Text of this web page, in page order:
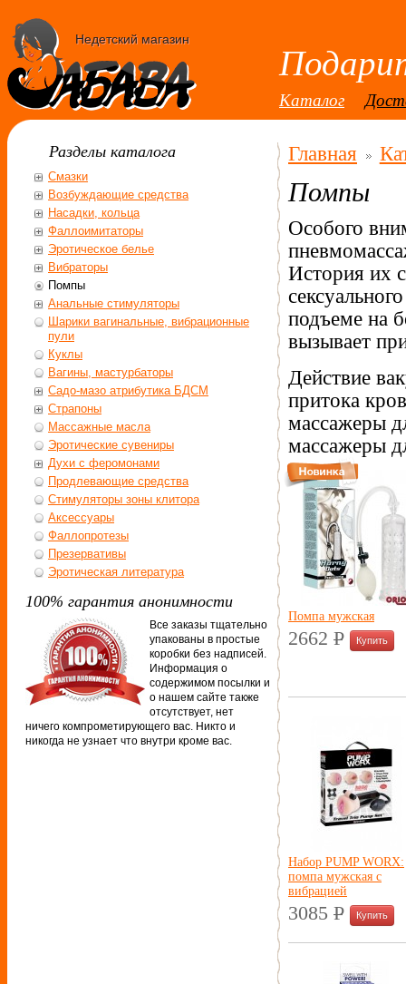
Недетский магазин
Каталог
Главная
Помпы
Особого
История их
подъеме на
вызывает
Действие
притока
массажеры
массажеры
Помпа мужская
2662 P
УБ.
Набор PUMP WORX:
помпа мужская с
вибрацией
3085 P
УБ.
Разделы каталога
Смазки
Возбуждающие средства
Насадки, кольца
Фаллоимитаторы
Эротическое белье
Вибраторы
Помпы
Анальные стимуляторы
Шарики вагинальные, вибрационные
пули
Куклы
Вагины, мастурбаторы
Садо-мазо атрибутика БДСМ
Страпоны
Массажные масла
Эротические сувениры
Духи с феромонами
Продлевающие средства
Стимуляторы зоны клитора
Аксессуары
Фаллопротезы
Презервативы
Эротическая литература
100% гарантия анонимности
Все заказы тщательно
упакованы в простые
коробки без надписей.
Информация о
содержимом посылки и
о нашем сайте также
отсутствует, нет
ничего компрометирующего вас. Никто и
никогда не узнает что внутри кроме вас.